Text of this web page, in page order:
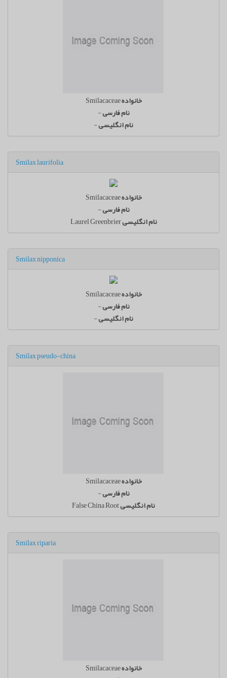
خانوادهSmilacaceae
نام فارسی-
نام انگلیسی-
Smilax laurifolia
خانوادهSmilacaceae
نام فارسی-
نام انگلیسیLaurel Greenbrier
Smilax nipponica
خانوادهSmilacaceae
نام فارسی-
نام انگلیسی-
Smilax pseudo-china
خانوادهSmilacaceae
نام فارسی-
نام انگلیسیFalse China Root
Smilax riparia
خانوادهSmilacaceae